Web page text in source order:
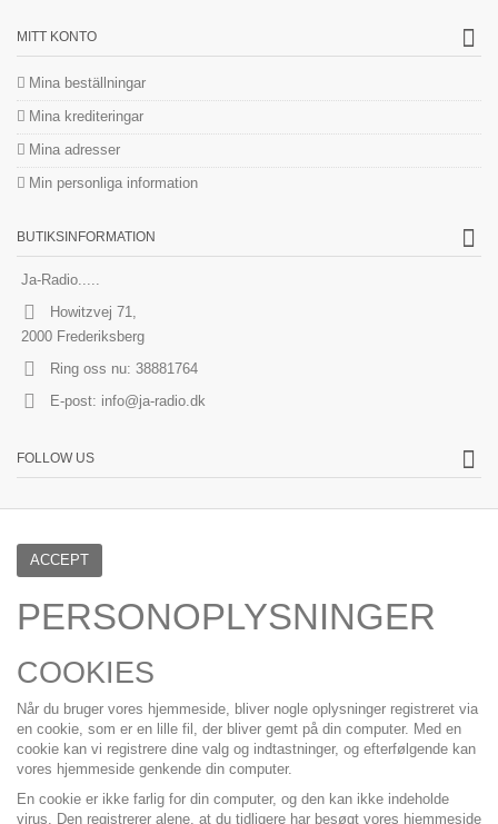
MITT KONTO
Mina beställningar
Mina krediteringar
Mina adresser
Min personliga information
BUTIKSINFORMATION
Ja-Radio.....
Howitzvej 71,
2000 Frederiksberg
Ring oss nu: 38881764
E-post: info@ja-radio.dk
FOLLOW US
ACCEPT
PERSONOPLYSNINGER
COOKIES
Når du bruger vores hjemmeside, bliver nogle oplysninger registreret via
en cookie, som er en lille fil, der bliver gemt på din computer. Med en
cookie kan vi registrere dine valg og indtastninger, og efterfølgende kan
vores hjemmeside genkende din computer.
En cookie er ikke farlig for din computer, og den kan ikke indeholde
virus. Den registrerer alene, at du tidligere har besøgt vores hjemmeside